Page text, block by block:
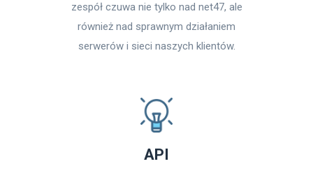
zespół czuwa nie tylko nad net47, ale
również nad sprawnym działaniem
serwerów i sieci naszych klientów.
API